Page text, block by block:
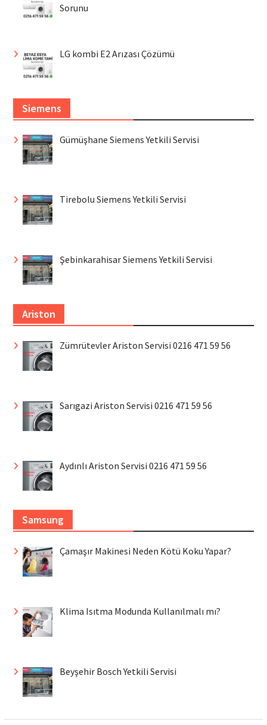
Sorunu
LG kombi E2 Arızası Çözümü
Siemens
Gümüşhane Siemens Yetkili Servisi
Tirebolu Siemens Yetkili Servisi
Şebinkarahisar Siemens Yetkili Servisi
Ariston
Zümrütevler Ariston Servisi 0216 471 59 56
Sarıgazi Ariston Servisi 0216 471 59 56
Aydınlı Ariston Servisi 0216 471 59 56
Samsung
Çamaşır Makinesi Neden Kötü Koku Yapar?
Klima Isıtma Modunda Kullanılmalı mı?
Beyşehir Bosch Yetkili Servisi